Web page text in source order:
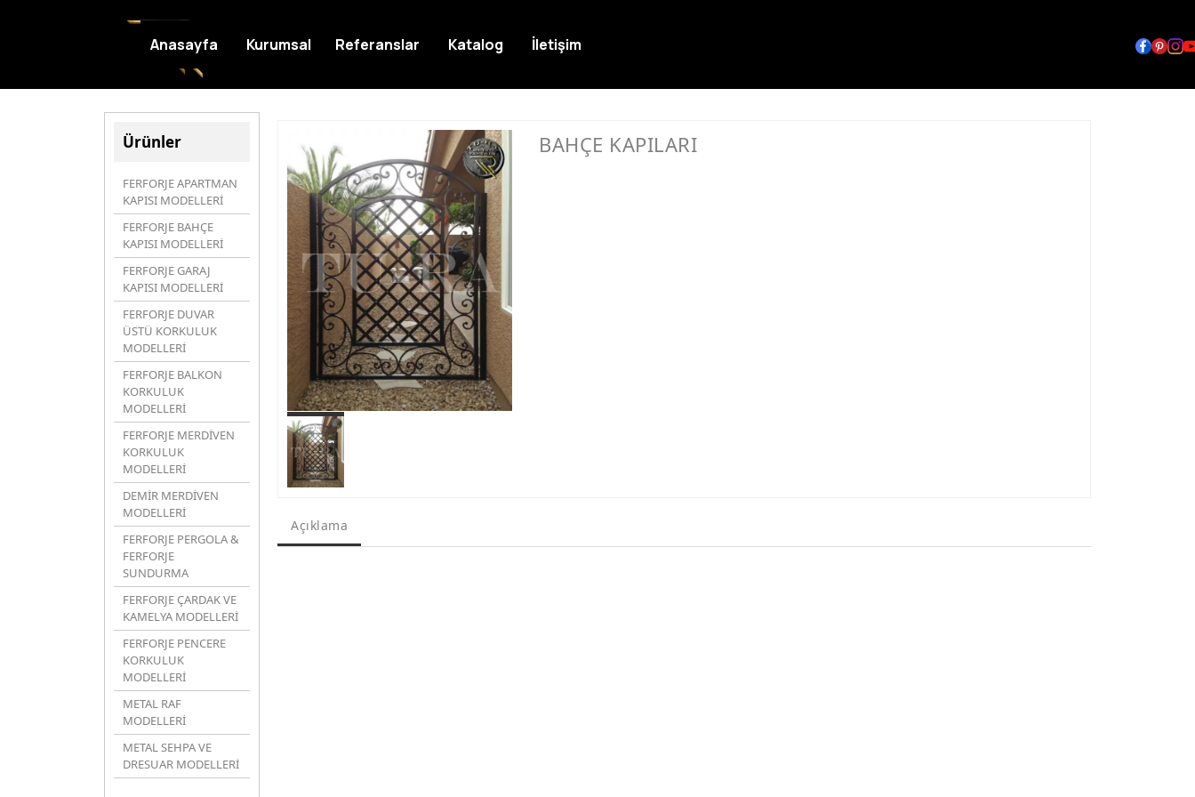
Ürünler
FERFORJE APARTMAN
KAPISI MODELLERİ
FERFORJE BAHÇE
KAPISI MODELLERİ
FERFORJE GARAJ
KAPISI MODELLERİ
FERFORJE DUVAR
ÜSTÜ KORKULUK
MODELLERİ
FERFORJE BALKON
KORKULUK
MODELLERİ
FERFORJE MERDİVEN
KORKULUK
MODELLERİ
DEMİR MERDİVEN
MODELLERİ
FERFORJE PERGOLA &
FERFORJE
SUNDURMA
FERFORJE ÇARDAK VE
KAMELYA MODELLERİ
FERFORJE PENCERE
KORKULUK
MODELLERİ
METAL RAF
MODELLERİ
METAL SEHPA VE
DRESUAR MODELLERİ
BAHÇE KAPILARI
Açıklama
Anasayfa Kurumsal Referanslar Katalog İletişim